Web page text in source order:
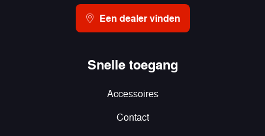
Een dealer vinden
Snelle toegang
Accessoires
Contact